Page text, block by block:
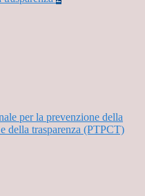
per la prevenzione della
della trasparenza (PTPCT)